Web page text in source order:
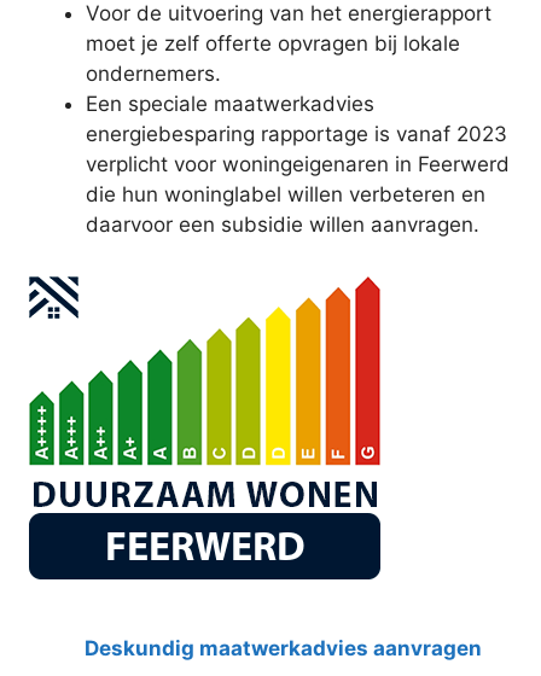
Voor de uitvoering van het energierapport
moet je zelf offerte opvragen bij lokale
ondernemers.
Een speciale maatwerkadvies
energiebesparing rapportage is vanaf 2023
verplicht voor woningeigenaren in Feerwerd
die hun woninglabel willen verbeteren en
daarvoor een subsidie willen aanvragen.
Deskundig maatwerkadvies aanvragen